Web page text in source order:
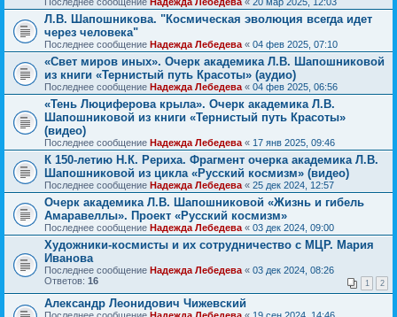
Л.В. Шапошникова. "Космическая эволюция всегда идет
через человека"
Последнее сообщение Надежда Лебедева « 04 фев 2025, 07:10
«Свет миров иных». Очерк академика Л.В. Шапошниковой
из книги «Тернистый путь Красоты» (аудио)
Последнее сообщение Надежда Лебедева « 04 фев 2025, 06:56
«Тень Люциферова крыла». Очерк академика Л.В.
Шапошниковой из книги «Тернистый путь Красоты»
(видео)
Последнее сообщение Надежда Лебедева « 17 янв 2025, 09:46
К 150-летию Н.К. Рериха. Фрагмент очерка академика Л.В.
Шапошниковой из цикла «Русский космизм» (видео)
Последнее сообщение Надежда Лебедева « 25 дек 2024, 12:57
Очерк академика Л.В. Шапошниковой «Жизнь и гибель
Амаравеллы». Проект «Русский космизм»
Последнее сообщение Надежда Лебедева « 03 дек 2024, 09:00
Художники-космисты и их сотрудничество с МЦР. Мария
Иванова
Последнее сообщение Надежда Лебедева « 03 дек 2024, 08:26
Ответов: 16 1 2
Александр Леонидович Чижевский
Последнее сообщение Надежда Лебедева « 19 сен 2024, 14:46